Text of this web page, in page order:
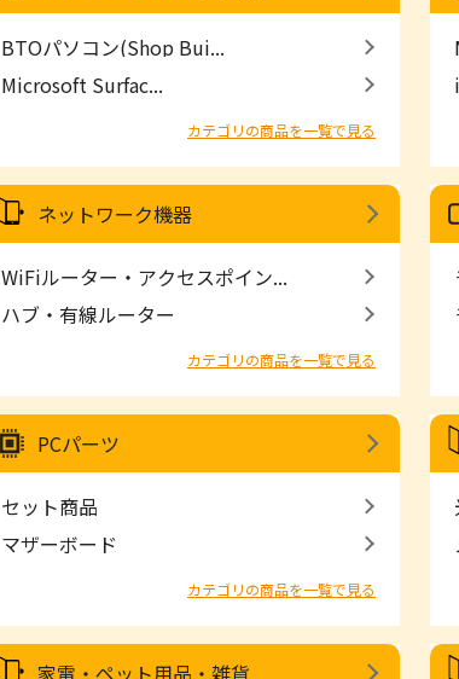
BTOパソコン(Shop Bui...
Microsoft Surfac...
カテゴリの商品を一覧で見る
ネットワーク機器
WiFiルーター・アクセスポイン...
ハブ・有線ルーター
カテゴリの商品を一覧で見る
PCパーツ
セット商品
マザーボード
カテゴリの商品を一覧で見る
家電・ペット用品・雑貨